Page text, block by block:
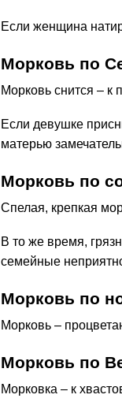
Если женщина
Морковь по
Морковь снится – к
Если девушке
матерью
Морковь по
Спелая, крепкая
В то же время,
семейные
Морковь по
Морковь –
Морковь по
Морковка – к